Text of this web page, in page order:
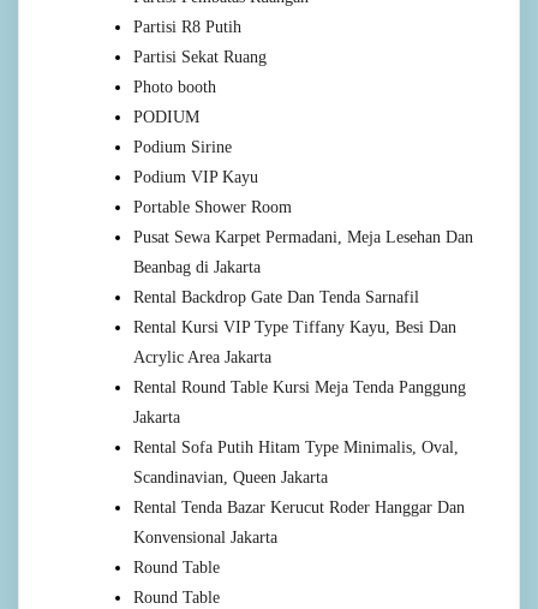
Partisi R8 Putih
Partisi Sekat Ruang
Photo booth
PODIUM
Podium Sirine
Podium VIP Kayu
Portable Shower Room
Pusat Sewa Karpet Permadani, Meja Lesehan Dan
Beanbag di Jakarta
Rental Backdrop Gate Dan Tenda Sarnafil
Rental Kursi VIP Type Tiffany Kayu, Besi Dan
Acrylic Area Jakarta
Rental Round Table Kursi Meja Tenda Panggung
Jakarta
Rental Sofa Putih Hitam Type Minimalis, Oval,
Scandinavian, Queen Jakarta
Rental Tenda Bazar Kerucut Roder Hanggar Dan
Konvensional Jakarta
Round Table
Round Table